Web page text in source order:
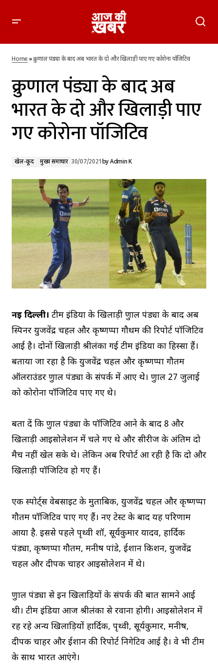
पॉजिटिव
Home»क्रुणाल पंड्या के बाद अब भारत के दो और खिलाड़ी पाए गए कोरोना पॉजिटिव
क्रुणाल पंड्या के बाद अब
भारत के दो और खिलाड़ी पाए
गए कोरोना पॉजिटिव
खेल-कूद मुख्य समाचार 30/07/2021byAdmin K
नई दिल्ली। टीम इंडिया के खिलाड़ी क्रुणाल पंड्या के बाद अब
स्पिनर युजवेंद्र चहल और कृष्णप्पा गौथम की रिपोर्ट पॉजिटिव
आई है। दोनों खिलाड़ी श्रीलंका गई टीम इंडिया का हिस्सा हैं।
बताया जा रहा है कि युजवेंद्र चहल और कृष्णप्पा गौतम
ऑलराउंडर क्रुणाल पंड्या के संपर्क में आए थे। क्रुणाल 27 जुलाई
को कोरोना पॉजिटिव पाए गए थे।
बता दें कि क्रुणाल पंड्या के पॉजिटिव आने के बाद 8 और
खिलाड़ी आइसोलेशन में चले गए थे और सीरीज के अंतिम दो
मैच नहीं खेल सके थे। लेकिन अब रिपोर्ट आ रही है कि दो और
खिलाड़ी पॉजिटिव हो गए हैं।
एक स्पोर्ट्स वेबसाइट के मुताबिक, युजवेंद्र चहल और कृष्णप्पा
गौतम पॉजिटिव पाए गए हैं। नए टेस्ट के बाद यह परिणाम
आया है. इससे पहले पृथ्वी शॉ, सूर्यकुमार यादव, हार्दिक
पंड्या, कृष्णप्पा गौतम, मनीष पांडे, ईशान किशन, युजवेंद्र
चहल और दीपक चाहर आइसोलेशन में थे।
क्रुणाल पंड्या से इन खिलाड़ियों के संपर्क की बात सामने आई
थी। टीम इंडिया आज श्रीलंका से रवाना होगी। आइसोलेशन में
रह रहे अन्य खिलाड़ियों हार्दिक, पृथ्वी, सूर्यकुमार, मनीष,
दीपक चाहर और ईशान की रिपोर्ट निगेटिव आई है। वे भी टीम
के साथ भारत आएंगे।